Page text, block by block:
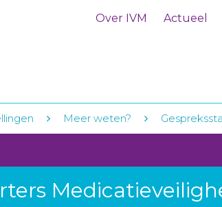
Over IVM Actueel
Meer weten?